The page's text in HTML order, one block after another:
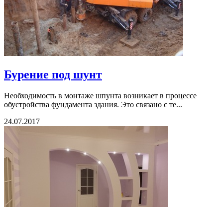
Бурение под шунт
Необходимость в монтаже шпунта возникает в процессе
обустройства фундамента здания. Это связано с те...
24.07.2017